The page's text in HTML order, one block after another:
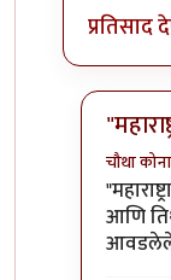
प्रतिसाद
चौथा
In
आणि